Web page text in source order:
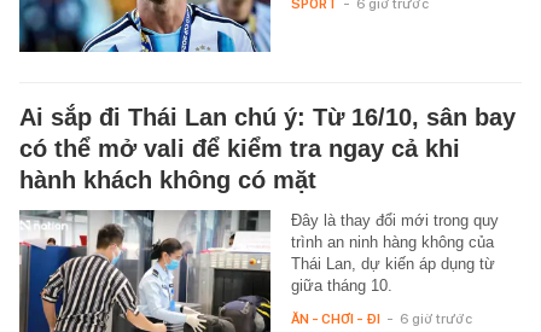
SPORT - 6 giờ trước
Ai sắp đi Thái Lan chú ý: Từ 16/10, sân bay
có thể mở vali để kiểm tra ngay cả khi
hành khách không có mặt
Đây là thay đổi mới trong quy
trình an ninh hàng không của
Thái Lan, dự kiến áp dụng từ
giữa tháng 10.
ĂN - CHƠI - ĐI - 6 giờ trước